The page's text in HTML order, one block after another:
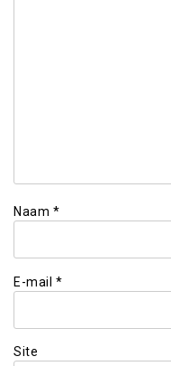
Naam *
E-mail *
Site